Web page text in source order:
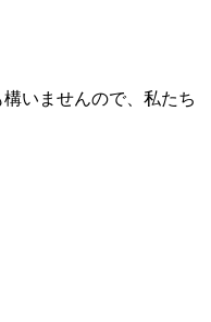
いませんので、私たち